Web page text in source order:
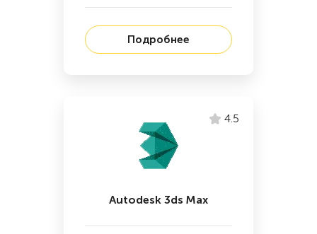
Подробнее
4.5
Autodesk 3ds Max